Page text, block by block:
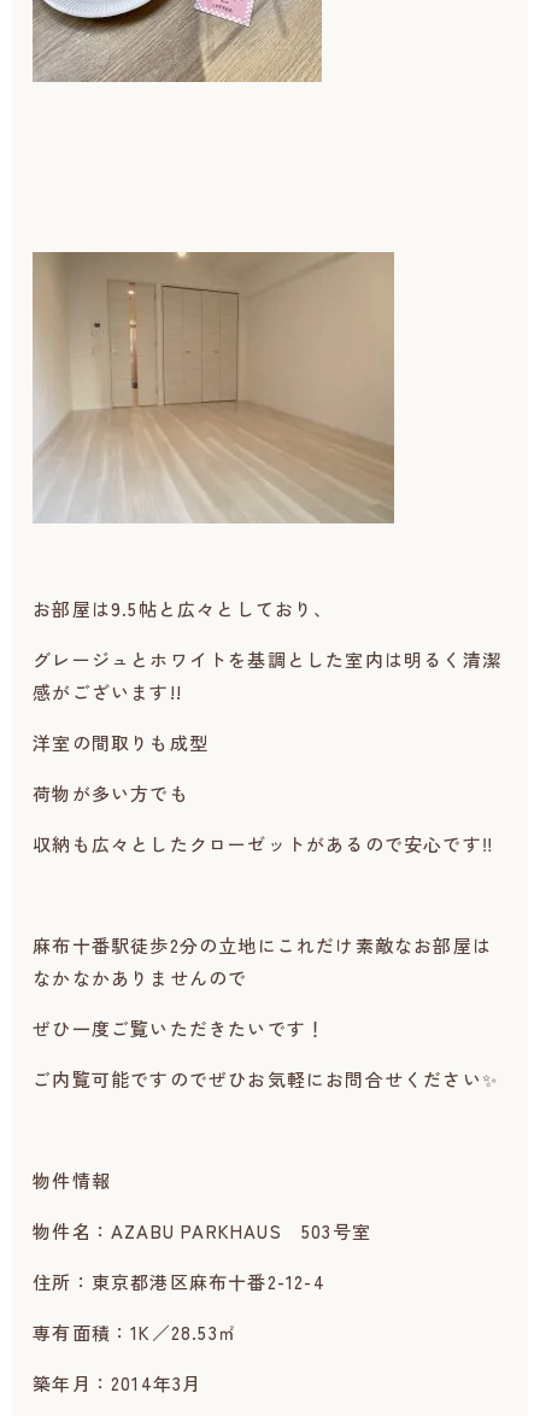
お部屋は9.5帖と広々としており、
グレージュとホワイトを基調とした室内は明るく清潔
感がございます!!
洋室の間取りも成型
荷物が多い方でも
収納も広々としたクローゼットがあるので安心です‼
麻布十番駅徒歩2分の立地にこれだけ素敵なお部屋は
なかなかありませんので
ぜひ一度ご覧いただきたいです！
ご内覧可能ですのでぜひお気軽にお問合せください✨
物件情報
物件名：AZABU PARKHAUS 503号室
住所：東京都港区麻布十番2-12-4
専有面積：1K／28.53㎡
築年月：2014年3月